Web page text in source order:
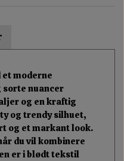
et moderne
sorte nuancer
og en kraftig
og trendy silhuet,
og et markant look.
du vil kombinere
er i blødt tekstil